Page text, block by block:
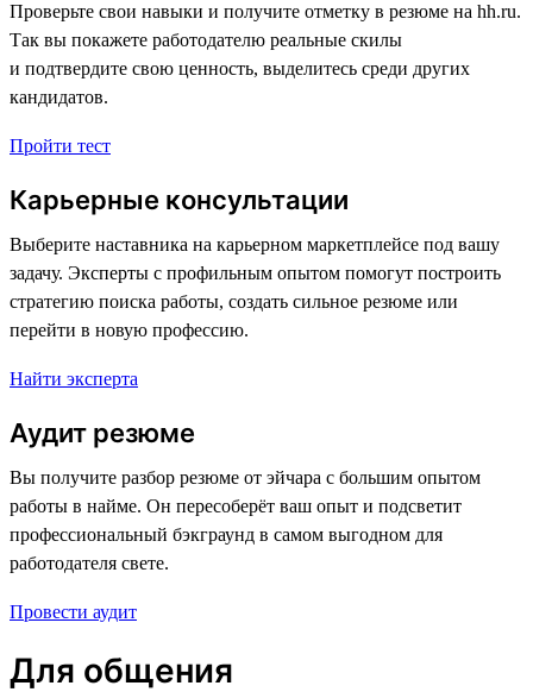
Проверьте свои навыки и получите отметку в резюме на hh.ru.
Так вы покажете работодателю реальные скилы
и подтвердите свою ценность, выделитесь среди других
кандидатов.
Пройти тест
Карьерные консультации
Выберите наставника на карьерном маркетплейсе под вашу
задачу. Эксперты с профильным опытом помогут построить
стратегию поиска работы, создать сильное резюме или
перейти в новую профессию.
Найти эксперта
Аудит резюме
Вы получите разбор резюме от эйчара с большим опытом
работы в найме. Он пересоберёт ваш опыт и подсветит
профессиональный бэкграунд в самом выгодном для
работодателя свете.
Провести аудит
Для общения